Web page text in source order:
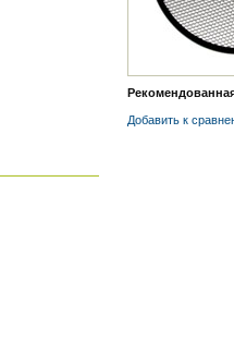
Добавить к